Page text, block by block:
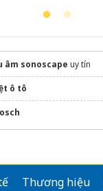
âm sonoscape uy tín
ô tô
Thương hiệu